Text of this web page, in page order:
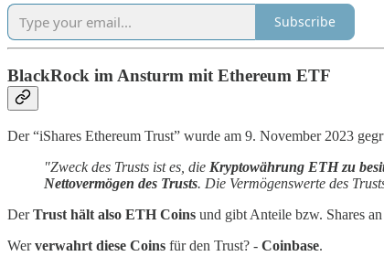
Subscribe
BlackRock im Ansturm mit Ethereum ETF
Der “iShares Ethereum Trust” wurde am 9. November 2023
"Zweck des Trusts ist es, die Kryptowährung ETH zu
Nettovermögen des Trusts. Die Vermögenswerte des
DerTrust hält also ETH Coins und gibt Anteile bzw. Shares
Werverwahrt diese Coins für den Trust? - Coinbase.